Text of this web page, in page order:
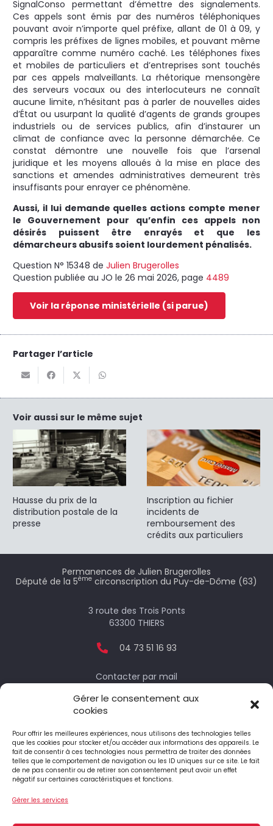
Gérer le consentement aux
cookies
Pour offrir les meilleures expériences, nous utilisons des technologies telles
que les cookies pour stocker et/ou accéder aux informations des appareils. Le
fait de consentir à ces technologies nous permettra de traiter des données
telles que le comportement de navigation ou les ID uniques sur ce site. Le fait
de ne pas consentir ou de retirer son consentement peut avoir un effet
négatif sur certaines caractéristiques et fonctions.
Gérer les services
SignalConso permettant d’émettre des signalements.
Ces appels sont émis par des numéros téléphoniques
pouvant avoir n’importe quel préfixe, allant de 01 à 09, y
compris les préfixes de lignes mobiles, et pouvant même
apparaître comme numéro caché. Les téléphones fixes
et mobiles de particuliers et d’entreprises sont touchés
par ces appels malveillants. La rhétorique mensongère
des serveurs vocaux ou des interlocuteurs ne connaît
aucune limite, n’hésitant pas à parler de nouvelles aides
d’État ou usurpant la qualité d’agents de grands groupes
industriels ou de services publics, afin d’instaurer un
climat de confiance avec la personne démarchée. Ce
constat démontre une nouvelle fois que l’arsenal
juridique et les moyens alloués à la mise en place des
sanctions et amendes administratives demeurent très
insuffisants pour enrayer ce phénomène.
Aussi, il lui demande quelles actions compte mener
le Gouvernement pour qu’enfin ces appels non
désirés puissent être enrayés et que les
démarcheurs abusifs soient lourdement pénalisés.
Question N° 15348 de Julien Brugerolles
Question publiée au JO le 26 mai 2026, page 4489
Voir la réponse ministérielle (si parue)
Partager l’article
Voir aussi sur le même sujet
Hausse du prix de la
distribution postale de la
presse
Inscription au fichier
incidents de
remboursement des
crédits aux particuliers
Permanences de Julien Brugerolles
Député de la 5ème circonscription du Puy-de-Dôme (63)
3 route des Trois Ponts
63300 THIERS
04 73 51 16 93
Contacter par mail
Votre député
Le député honoraire
4 Place Jean-Antoine Pourtier